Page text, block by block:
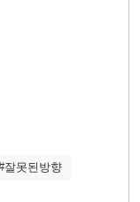
잘못된방향